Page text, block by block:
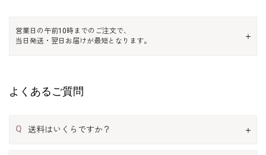
営業日の午前10時までのご注文で、
当日発送・翌日お届けが最短となります。
よくあるご質問
Q 送料はいくらですか？